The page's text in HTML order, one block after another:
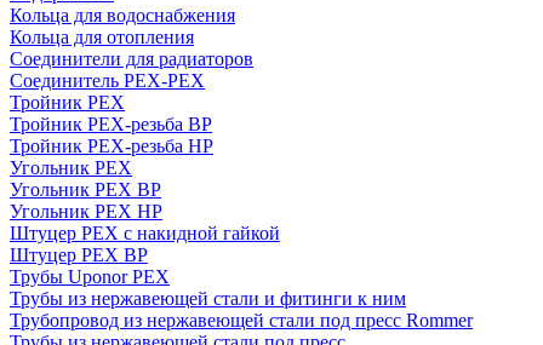
Кольца для водоснабжения
Кольца для отопления
Соединители для радиаторов
Соединитель PEX-PEX
Тройник PEX
Тройник PEX-резьба ВР
Тройник PEX-резьба НР
Угольник PEX
Угольник PEX ВР
Угольник PEX НР
Штуцер PEX c накидной гайкой
Штуцер PEX ВР
Трубы Uponor PEX
Трубы из нержавеющей стали и фитинги к ним
Трубопровод из нержавеющей стали под пресс Rommer